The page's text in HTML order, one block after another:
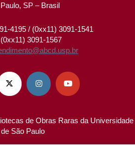
SP – Brasil
4195 / (0xx11) 3091-1541
3091-1567
  
de Obras Raras da Universidade
de São Paulo